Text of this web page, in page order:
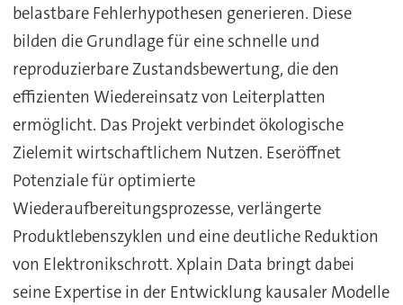
belastbare Fehlerhypothesen generieren. Diese
bilden die Grundlage für eine schnelle und
reproduzierbare Zustandsbewertung, die den
effizienten Wiedereinsatz von Leiterplatten
ermöglicht. Das Projekt verbindet ökologische
Zielemit wirtschaftlichem Nutzen. Eseröffnet
Potenziale für optimierte
Wiederaufbereitungsprozesse, verlängerte
Produktlebenszyklen und eine deutliche Reduktion
von Elektronikschrott. Xplain Data bringt dabei
seine Expertise in der Entwicklung kausaler Modelle